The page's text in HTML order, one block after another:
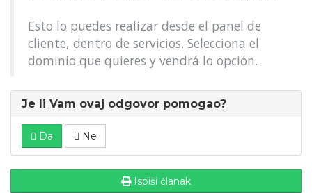
Esto lo puedes realizar desde el panel de
cliente, dentro de servicios. Selecciona el
dominio que quieres y vendrá lo opción.
Je li Vam ovaj odgovor pomogao?
Da Ne
Ispiši članak